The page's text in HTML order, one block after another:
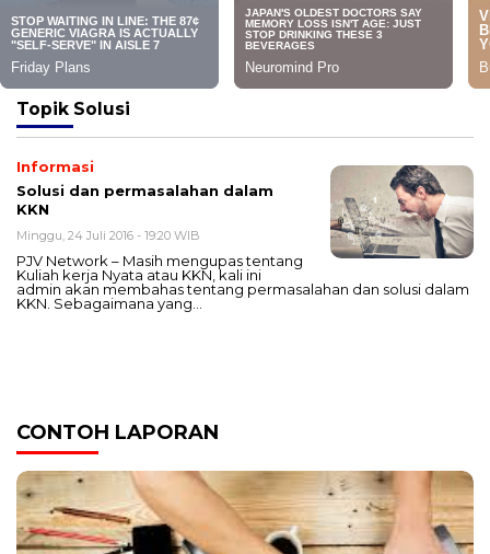
Topik Solusi
Informasi
Solusi dan permasalahan dalam
KKN
Minggu, 24 Juli 2016 - 19:20 WIB
PJV Network – Masih mengupas tentang
Kuliah kerja Nyata atau KKN, kali ini
admin akan membahas tentang permasalahan dan solusi dalam
KKN. Sebagaimana yang…
CONTOH LAPORAN